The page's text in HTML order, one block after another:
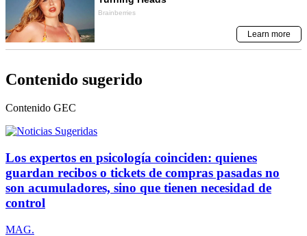
Contenido sugerido
Contenido GEC
Los expertos en psicología coinciden: quienes
guardan recibos o tickets de compras pasadas no
son acumuladores, sino que tienen necesidad de
control
MAG.